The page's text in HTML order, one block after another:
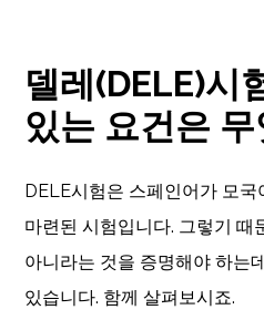
델레(DELE)시
있는 요건은
DELE시험은 스페인어가 모
마련된 시험입니다. 그렇기 때
아니라는 것을 증명해야 하는
있습니다. 함께 살펴보시죠.